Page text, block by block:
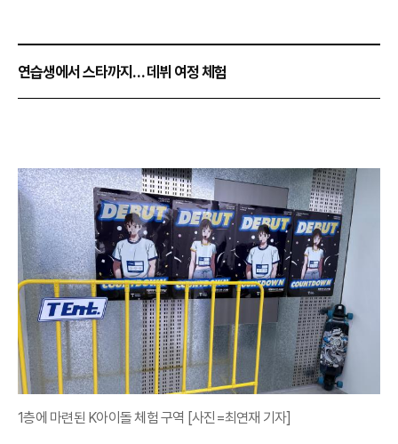
연습생에서 스타까지… 데뷔 여정 체험
1층에 마련된 K아이돌 체험 구역 [사진=최연재 기자]